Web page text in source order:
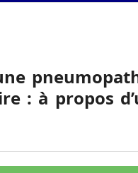
: à propos